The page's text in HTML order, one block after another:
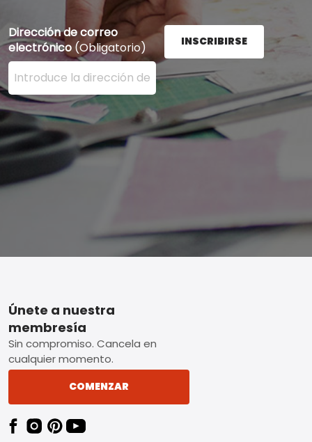
Dirección de correo
electrónico (Obligatorio)
Ingrese su dirección de correo electrónico aquí y
INSCRIBIRSE
Footer
Únete a nuestra
membresía
Sin compromiso. Cancela en
cualquier momento.
COMENZAR